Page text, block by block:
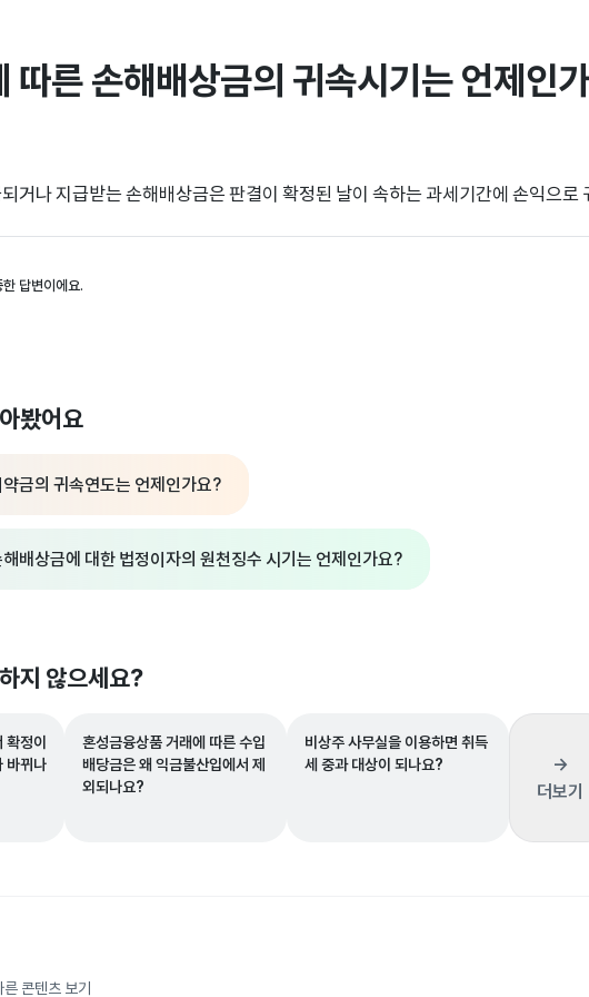
따른 손해배상금의 귀속시기는 언제인
거나 지급받는 손해배상금은 판결이 확정된 날이 속하는 과세기간에 손익으로
답변이에요.
봤어요
금의 귀속연도는 언제인가요?
배상금에 대한 법정이자의 원천징수 시기는 언제인가요?
지 않으세요?
확정이
바뀌나
혼성금융상품 거래에 따른 수입
배당금은 왜 익금불산입에서 제
외되나요?
비상주 사무실을 이용하면 취득
세 중과 대상이 되나요?
→
더보기
콘텐츠 보기